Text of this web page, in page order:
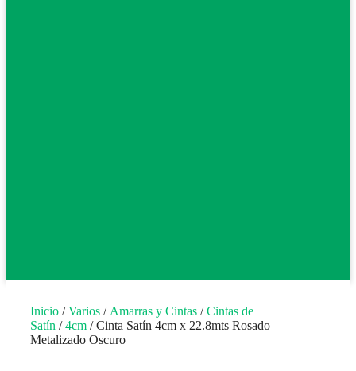
Inicio /Varios / Amarras y Cintas /Cintas de
Satín /4cm / Cinta Satín 4cm x 22.8mts Rosado
Metalizado Oscuro